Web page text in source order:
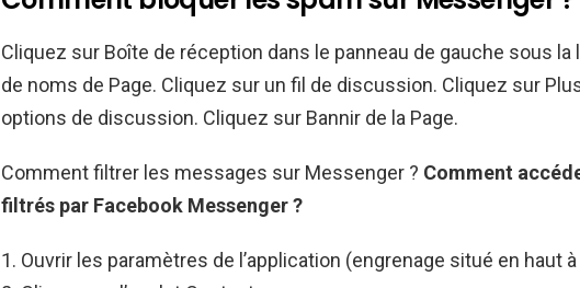
Cliquez sur Boîte de réception dans le panneau de gauche sous la
de noms de Page. Cliquez sur un fil de discussion. Cliquez sur
options de discussion. Cliquez sur Bannir de la Page.
Comment filtrer les messages sur Messenger ? Comment
filtrés par Facebook Messenger?
Ouvrir les paramètres de l’application (engrenage situé en haut à